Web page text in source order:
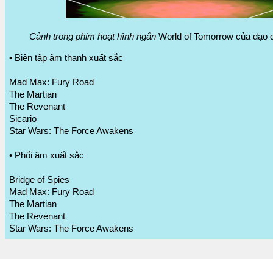
Cảnh trong phim hoạt hình ngắn World of Tomorrow của đạo
• Biên tập âm thanh xuất sắc
Mad Max: Fury Road
The Martian
The Revenant
Sicario
Star Wars: The Force Awakens
• Phối âm xuất sắc
Bridge of Spies
Mad Max: Fury Road
The Martian
The Revenant
Star Wars: The Force Awakens